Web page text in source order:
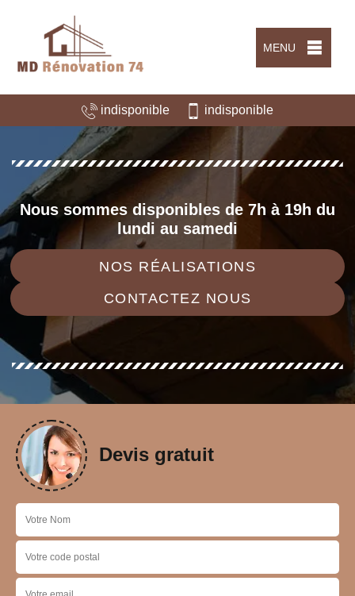
MENU
indisponible indisponible
Nous sommes disponibles de 7h à 19h du
lundi au samedi
NOS RÉALISATIONS
CONTACTEZ NOUS
Devis gratuit